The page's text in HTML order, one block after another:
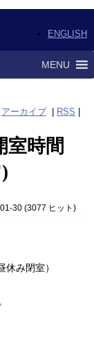
ENGLISH
MENU
アーカイブ RSS
室時間
30(3077 ヒット )
み閉室）